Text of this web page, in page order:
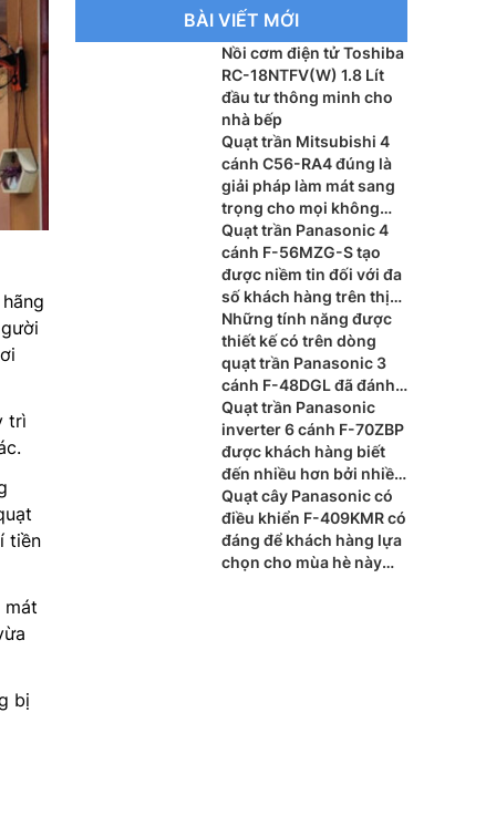
trì
tiền
mát
bị
BÀI VIẾT MỚI
Nồi cơm điện tử Toshiba
RC-18NTFV(W) 1.8 Lít
đầu tư thông minh cho
nhà bếp
Quạt trần Mitsubishi 4
cánh C56-RA4 đúng là
giải pháp làm mát sang
trọng cho mọi không
gian đầy tiện nghi
Quạt trần Panasonic 4
cánh F-56MZG-S tạo
được niềm tin đối với đa
số khách hàng trên thị
trường hiện nay
Những tính năng được
thiết kế có trên dòng
quạt trần Panasonic 3
cánh F-48DGL đã đánh
dấu ấn tượng cho cho
người dùng
Quạt trần Panasonic
inverter 6 cánh F-70ZBP
được khách hàng biết
đến nhiều hơn bởi nhiều
tính năng hiện đại cho
mùa hè này
Quạt cây Panasonic có
điều khiển F-409KMR có
đáng để khách hàng lựa
chọn cho mùa hè này